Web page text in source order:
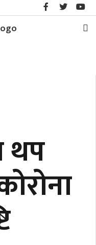
थप